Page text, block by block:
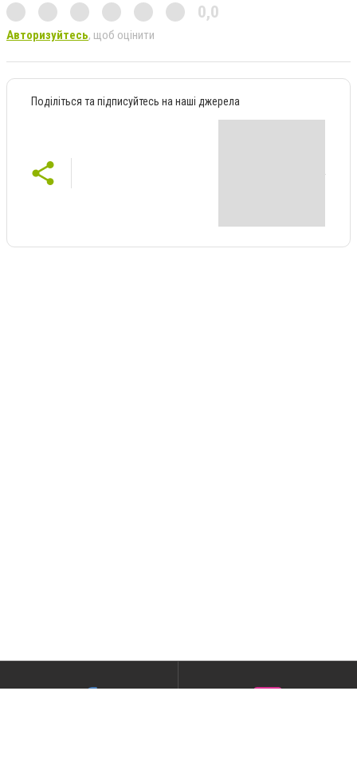
0,0
Авторизуйтесь, щоб оцінити
Поділіться та підписуйтесь на наші джерела